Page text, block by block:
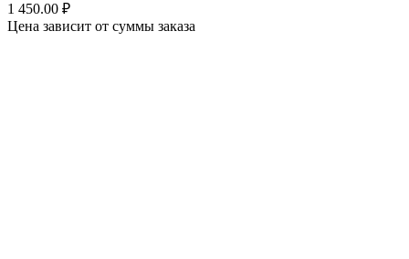
1 450.00 ₽
Цена зависит от суммы заказа